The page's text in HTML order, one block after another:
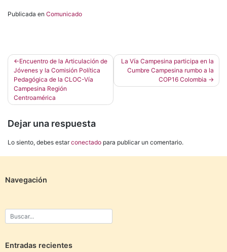
Publicada en Comunicado
Navegación
de
entradas
Encuentro de la Articulación de
Jóvenes y la Comisión Política
Pedagógica de la CLOC-Vía
Campesina Región
Centroamérica
La Vía Campesina participa en la
Cumbre Campesina rumbo a la
COP16 Colombia
Dejar una respuesta
Lo siento, debes estarconectado para publicar un comentario.
Navegación
Entradas recientes